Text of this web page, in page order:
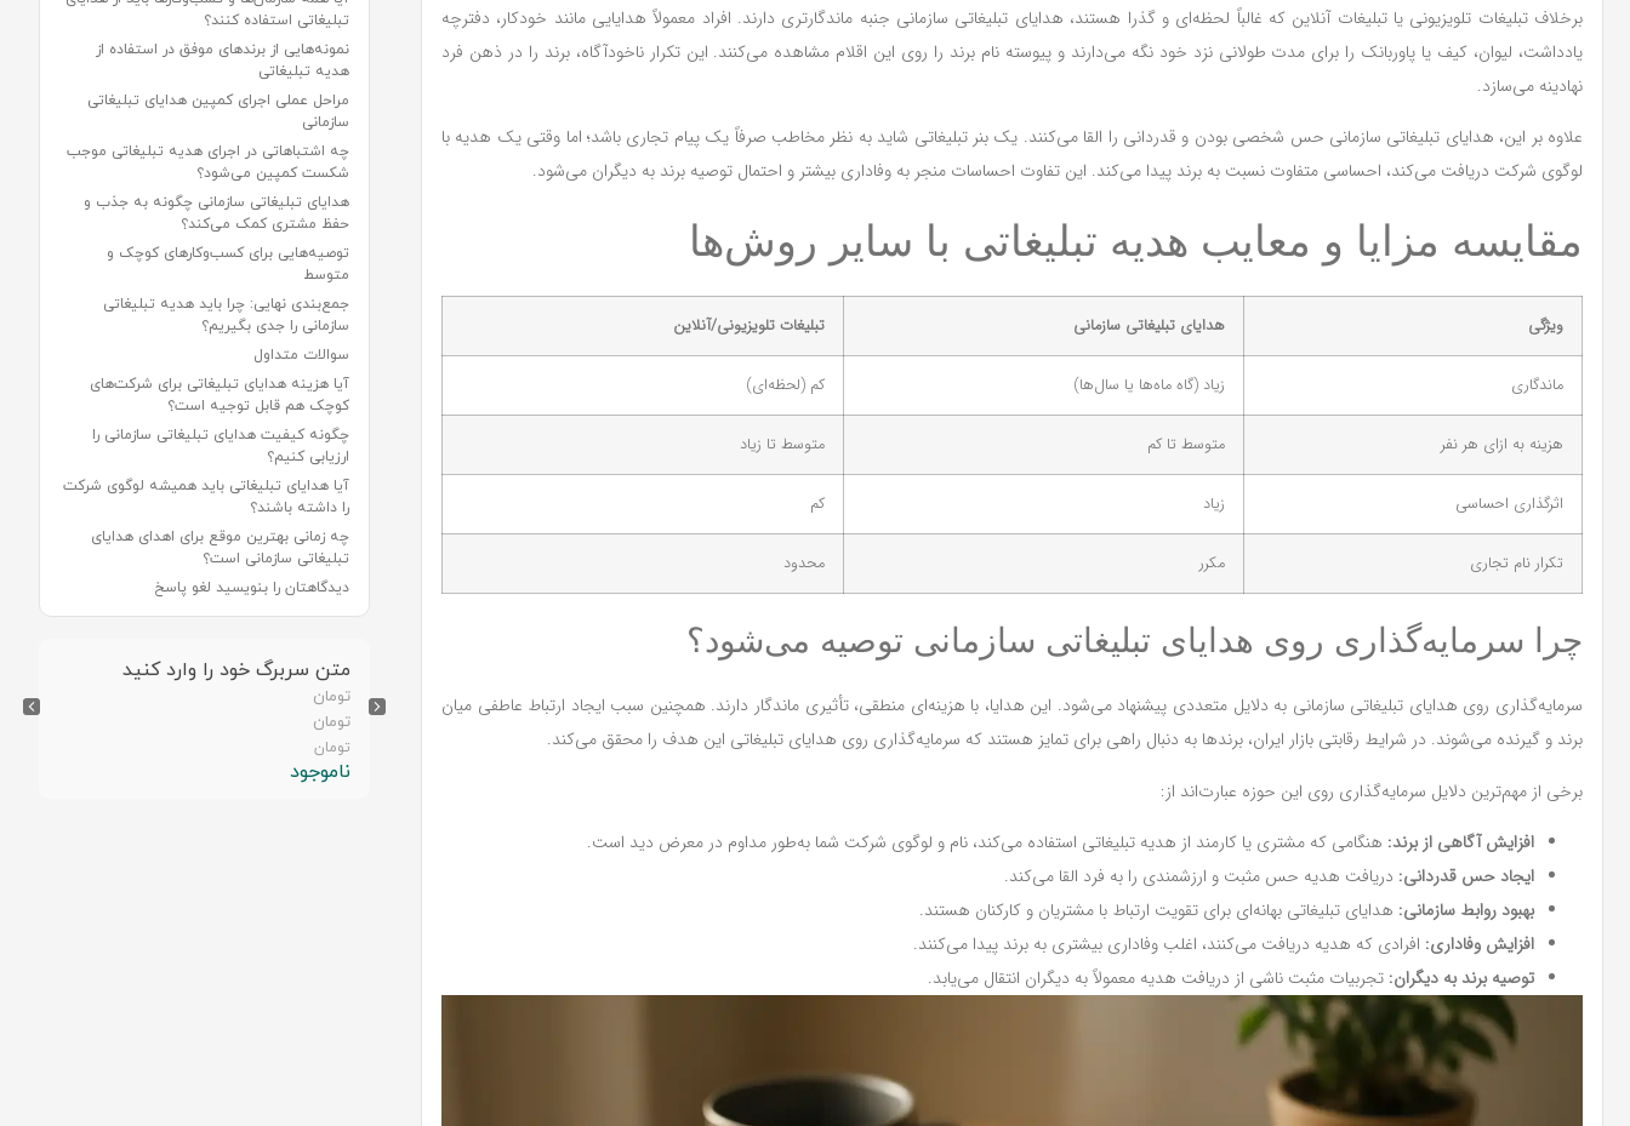
برخلاف تبلیغات تلویزیونی یا تبلیغات آنلاین که غالباً لحظه‌ای و گذرا هستند، هدایای تبلیغاتی سازمانی جنبه ماندگارتری دارند. افراد معمولاً هدایایی مانند خودکار، دفترچه
یادداشت، لیوان، کیف یا پاوربانک را برای مدت طولانی نزد خود نگه می‌دارند و پیوسته نام برند را روی این اقلام مشاهده می‌کنند. این تکرار ناخودآگاه، برند را در ذهن فرد
نهادینه می‌سازد.
علاوه بر این، هدایای تبلیغاتی سازمانی حس شخصی بودن و قدردانی را القا می‌کنند. یک بنر تبلیغاتی شاید به نظر مخاطب صرفاً یک پیام تجاری باشد؛ اما وقتی یک هدیه با
لوگوی شرکت دریافت می‌کند، احساسی متفاوت نسبت به برند پیدا می‌کند. این تفاوت احساسات منجر به وفاداری بیشتر و احتمال توصیه برند به دیگران می‌شود.
مقایسه مزایا و معایب هدیه تبلیغاتی با سایر روش‌ها
ویژگی هدایای تبلیغاتی سازمانی تبلیغات تلویزیونی/آنلاین
ماندگاری زیاد (گاه ماه‌ها یا سال‌ها) کم (لحظه‌ای)
هزینه به ازای هر نفر متوسط تا کم متوسط تا زیاد
اثرگذاری احساسی زیاد کم
تکرار نام تجاری مکرر محدود
چرا سرمایه‌گذاری روی هدایای تبلیغاتی سازمانی توصیه می‌شود؟
سرمایه‌گذاری روی هدایای تبلیغاتی سازمانی به دلایل متعددی پیشنهاد می‌شود. این هدایا، با هزینه‌ای منطقی، تأثیری ماندگار دارند. همچنین سبب ایجاد ارتباط عاطفی میان
برند و گیرنده می‌شوند. در شرایط رقابتی بازار ایران، برندها به دنبال راهی برای تمایز هستند که سرمایه‌گذاری روی هدایای تبلیغاتی این هدف را محقق می‌کند.
برخی از مهم‌ترین دلایل سرمایه‌گذاری روی این حوزه عبارت‌اند از:
افزایش آگاهی از برند: هنگامی که مشتری یا کارمند از هدیه تبلیغاتی استفاده می‌کند، نام و لوگوی شرکت شما به‌طور مداوم در معرض دید است.
ایجاد حس قدردانی: دریافت هدیه حس مثبت و ارزشمندی را به فرد القا می‌کند.
بهبود روابط سازمانی: هدایای تبلیغاتی بهانه‌ای برای تقویت ارتباط با مشتریان و کارکنان هستند.
افزایش وفاداری: افرادی که هدیه دریافت می‌کنند، اغلب وفاداری بیشتری به برند پیدا می‌کنند.
توصیه برند به دیگران: تجربیات مثبت ناشی از دریافت هدیه معمولاً به دیگران انتقال می‌یابد.
تبلیغاتی استفاده کنند؟
نمونه‌هایی از برندهای موفق در استفاده از
هدیه تبلیغاتی
مراحل عملی اجرای کمپین هدایای تبلیغاتی
سازمانی
چه اشتباهاتی در اجرای هدیه تبلیغاتی موجب
شکست کمپین می‌شود؟
هدایای تبلیغاتی سازمانی چگونه به جذب و
حفظ مشتری کمک می‌کند؟
توصیه‌هایی برای کسب‌وکارهای کوچک و
متوسط
جمع‌بندی نهایی: چرا باید هدیه تبلیغاتی
سازمانی را جدی بگیریم؟
سوالات متداول
آیا هزینه هدایای تبلیغاتی برای شرکت‌های
کوچک هم قابل توجیه است؟
چگونه کیفیت هدایای تبلیغاتی سازمانی را
ارزیابی کنیم؟
آیا هدایای تبلیغاتی باید همیشه لوگوی شرکت
را داشته باشند؟
چه زمانی بهترین موقع برای اهدای هدایای
تبلیغاتی سازمانی است؟
دیدگاهتان را بنویسید لغو پاسخ
تومان
تومان
تومان
متن سربرگ خود را وارد کنید
تومان
تومان
تومان
ناموجود